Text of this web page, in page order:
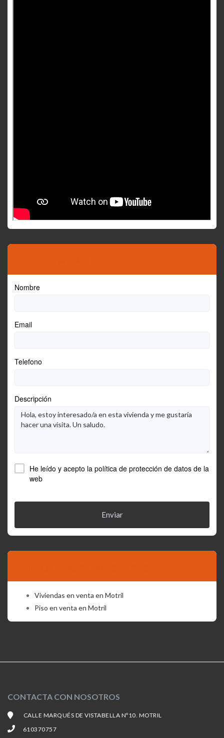
Nombre
Email
Telefono
Descripción
He leído y acepto la política de protección de datos de la
web
Enviar
Viviendas en venta en Motril
Piso en venta en Motril
CONTACTA CON NOSOTROS
CALLE MARQUÉS DE VISTABELLA Nº10. MOTRIL
610370757